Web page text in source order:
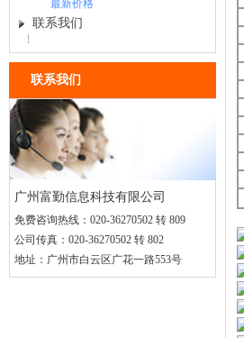
最新价格
联系我们
联系我们
广州富勤信息科技有限公司
免费咨询热线： 020-36270502 转 809
公司传真： 020-36270502 转 802
地址： 广州市白云区广花一路553号